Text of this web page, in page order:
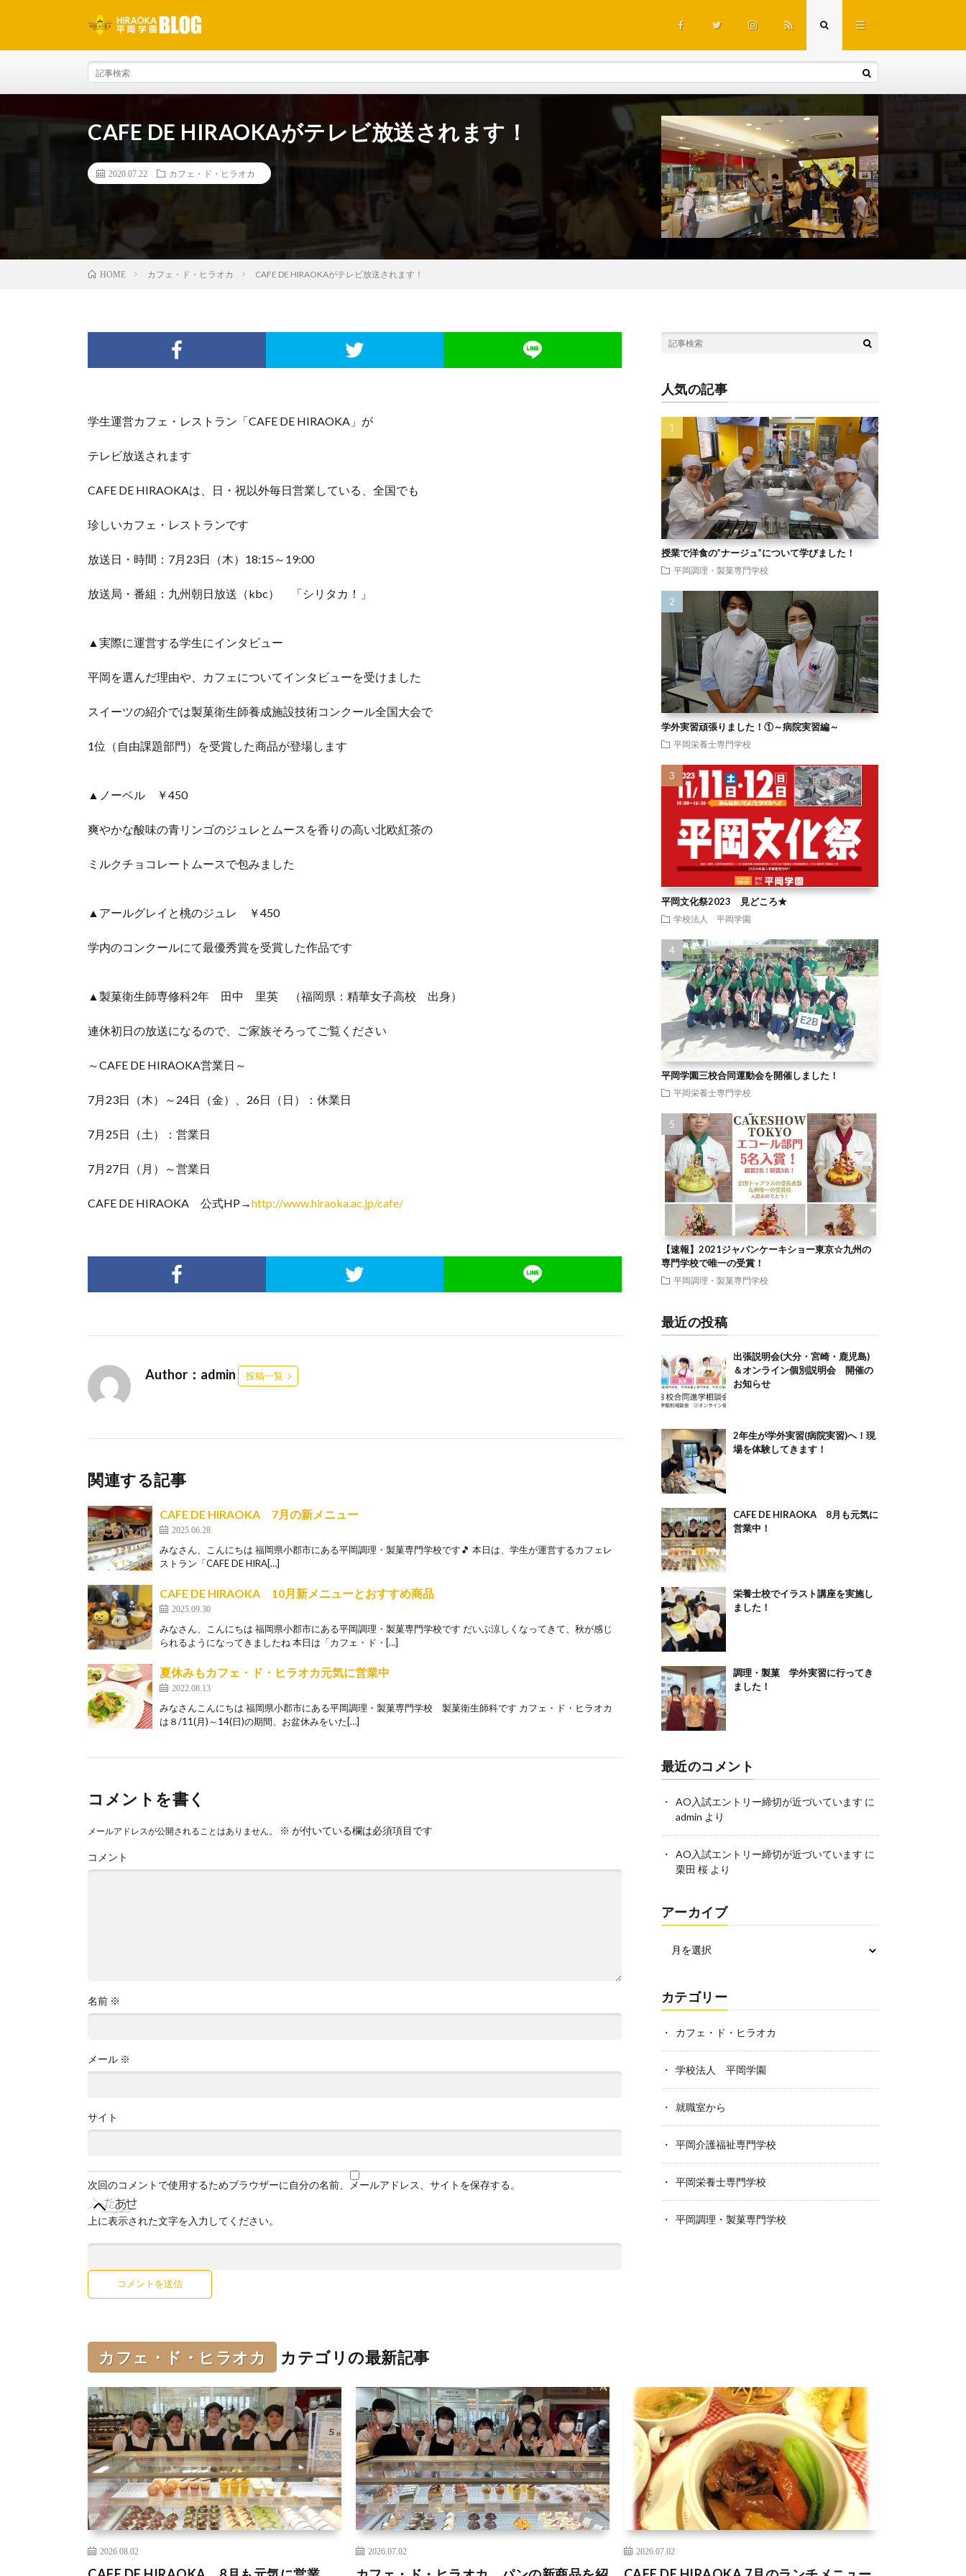
CAFE DE HIRAOKAがテレビ放送されます！
2020.07.22 カフェ・ド・ヒラオカ
HOME カフェ・ド・ヒラオカ CAFE DE HIRAOKAがテレビ放送されます！
学生運営カフェ・レストラン「CAFE DE HIRAOKA」が
テレビ放送されます
CAFE DE HIRAOKAは、日・祝以外毎日営業している、全国でも
珍しいカフェ・レストランです
放送日・時間：7月23日（木）18:15～19:00
放送局・番組：九州朝日放送（kbc） 「シリタカ！」
▲実際に運営する学生にインタビュー
平岡を選んだ理由や、カフェについてインタビューを受けました
スイーツの紹介では製菓衛生師養成施設技術コンクール全国大会で
1位（自由課題部門）を受賞した商品が登場します
▲ノーベル ￥450
爽やかな酸味の青リンゴのジュレとムースを香りの高い北欧紅茶の
ミルクチョコレートムースで包みました
▲アールグレイと桃のジュレ ￥450
学内のコンクールにて最優秀賞を受賞した作品です
▲製菓衛生師専修科2年 田中 里英 （福岡県：精華女子高校 出身）
連休初日の放送になるので、ご家族そろってご覧ください
～CAFE DE HIRAOKA営業日～
7月23日（木）～24日（金）、26日（日）：休業日
7月25日（土）：営業日
7月27日（月）～営業日
CAFE DE HIRAOKA 公式HP→http://www.hiraoka.ac.jp/cafe/
Author：admin 投稿一覧
関連する記事
CAFE DE HIRAOKA 7月の新メニュー
2025.06.28
みなさん、こんにちは 福岡県小郡市にある平岡調理・製菓専門学校です🎵 本日は、学生が運営するカフェレ
ストラン「CAFE DE HIRA[…]
CAFE DE HIRAOKA 10月新メニューとおすすめ商品
2025.09.30
みなさん、こんにちは 福岡県小郡市にある平岡調理・製菓専門学校です だいぶ涼しくなってきて、秋が感じ
られるようになってきましたね 本日は「カフェ・ド・[…]
夏休みもカフェ・ド・ヒラオカ元気に営業中
2022.08.13
みなさんこんにちは 福岡県小郡市にある平岡調理・製菓専門学校 製菓衛生師科です カフェ・ド・ヒラオカ
は８/11(月)～14(日)の期間、お盆休みをいた[…]
コメントを書く
メールアドレスが公開されることはありません。 ※ が付いている欄は必須項目です
コメント
名前 ※
メール ※
サイト
次回のコメントで使用するためブラウザーに自分の名前、メールアドレス、サイトを保存する。
上に表示された文字を入力してください。
人気の記事
授業で洋食の”ナージュ”について学びました！
平岡調理・製菓専門学校
学外実習頑張りました！①～病院実習編～
平岡栄養士専門学校
平岡文化祭2023 見どころ★
学校法人 平岡学園
平岡学園三校合同運動会を開催しました！
平岡栄養士専門学校
【速報】2021ジャパンケーキショー東京☆九州の
専門学校で唯一の受賞！
平岡調理・製菓専門学校
最近の投稿
出張説明会(大分・宮崎・鹿児島)
＆オンライン個別説明会 開催の
お知らせ
2年生が学外実習(病院実習)へ！現
場を体験してきます！
CAFE DE HIRAOKA 8月も元気に
営業中！
栄養士校でイラスト講座を実施し
ました！
調理・製菓 学外実習に行ってき
ました！
最近のコメント
AO入試エントリー締切が近づいています に
admin より
AO入試エントリー締切が近づいています に
栗田 桜より
アーカイブ
カテゴリー
カフェ・ド・ヒラオカ
学校法人 平岡学園
就職室から
平岡介護福祉専門学校
平岡栄養士専門学校
平岡調理・製菓専門学校
カフェ・ド・ヒラオカ カテゴリの最新記事
2026.08.02 2026.07.02 2026.07.02